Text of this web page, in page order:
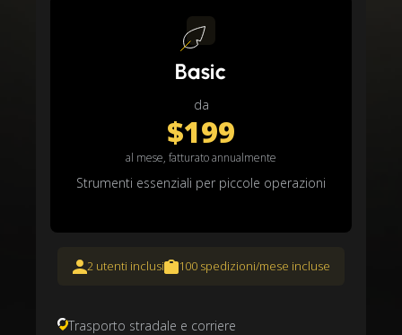
Basic
da
$199
al mese, fatturato annualmente
Strumenti essenziali per piccole operazioni
2 utenti inclusi 100 spedizioni/mese incluse
Trasporto stradale e corriere